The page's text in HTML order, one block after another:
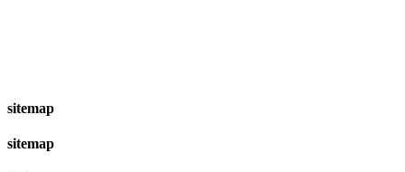
sitemap
sitemap